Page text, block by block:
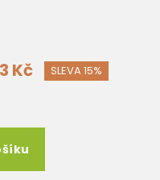
Kč SLEVA 15%